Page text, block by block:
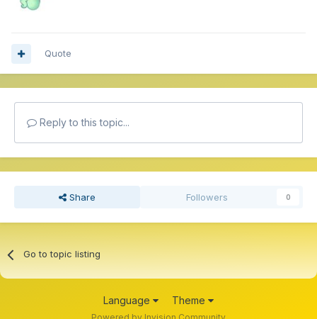
Quote
Reply to this topic...
Share Followers 0
Go to topic listing
Language Theme